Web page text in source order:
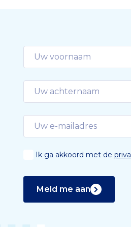
Ik ga akkoord met de
Meld me aan